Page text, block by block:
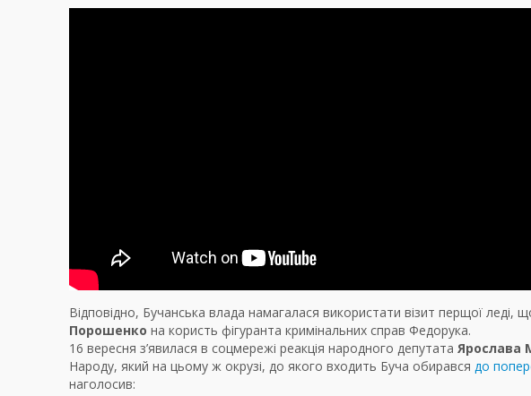
Відповідно, Бучанська влада намагалася використати візит перщої леді,
Порошенко на користь фігуранта кримінальних справ Федорука.
16 вересня з’явилася в соцмережі реакція народного депутата Ярослава
Народу, який на цьому ж окрузі, до якого входить Буча обирався до
наголосив: